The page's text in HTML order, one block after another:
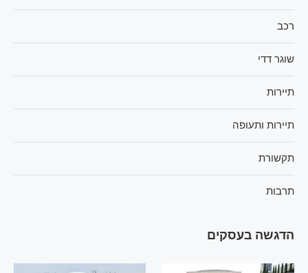
רכב
שוגר דדי
תיירות
תיירות ותעופה
תקשורת
תרבות
הדגשה בעסקים